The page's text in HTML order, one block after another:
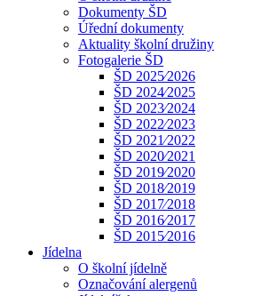
Dokumenty ŠD
Úřední dokumenty
Aktuality školní družiny
Fotogalerie ŠD
ŠD 2025⁄2026
ŠD 2024⁄2025
ŠD 2023⁄2024
ŠD 2022⁄2023
ŠD 2021⁄2022
ŠD 2020⁄2021
ŠD 2019⁄2020
ŠD 2018⁄2019
ŠD 2017⁄2018
ŠD 2016⁄2017
ŠD 2015⁄2016
Jídelna
O školní jídelně
Označování alergenů